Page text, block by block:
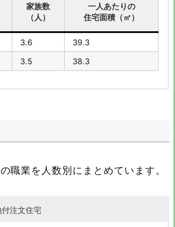
家族数
（人）
一人あたりの
住宅面積（㎡）
3.6
39.3
3.5 38.3
職業を人数別にまとめています。
付注文住宅